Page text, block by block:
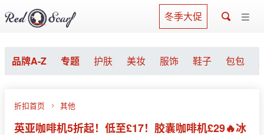
冬季大促
品牌A-Z 专题 护肤 美妆 服饰 鞋子 包包
折扣首页 其他
英亚咖啡机5折起！低至£17！胶囊咖啡机£29🔥冰